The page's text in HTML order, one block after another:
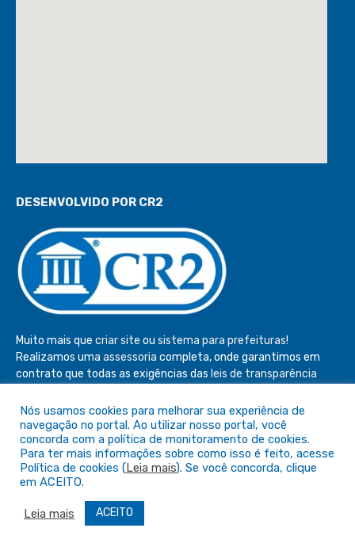
DESENVOLVIDO POR CR2
Muito mais que criar site ou sistema para prefeituras!
Realizamos uma assessoria completa, onde garantimos em
contrato que todas as exigências das leis de transparência
Conheça oPNTPe oRadar da Transparência Pública
Todos os direitos reservados a Câmara de São Félix do Araguaia
Nós usamos cookies para melhorar sua experiência de
navegação no portal. Ao utilizar nosso portal, você
concorda com a política de monitoramento de cookies.
Para ter mais informações sobre como isso é feito, acesse
Política de cookies (Leia mais). Se você concorda, clique
em ACEITO.
Leia mais ACEITO